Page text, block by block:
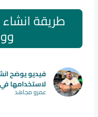
طريقة
انشاء
اعلانات
فيديو يوضح
لاستخدامها
عمرو مجاهد